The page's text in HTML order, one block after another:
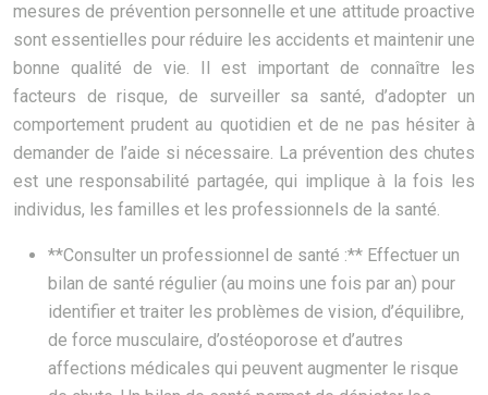
mesures de prévention personnelle et une attitude proactive
sont essentielles pour réduire les accidents et maintenir une
bonne qualité de vie. Il est important de connaître les
facteurs de risque, de surveiller sa santé, d’adopter un
comportement prudent au quotidien et de ne pas hésiter à
demander de l’aide si nécessaire. La prévention des chutes
est une responsabilité partagée, qui implique à la fois les
individus, les familles et les professionnels de la santé.
**Consulter un professionnel de santé :** Effectuer un
bilan de santé régulier (au moins une fois par an) pour
identifier et traiter les problèmes de vision, d’équilibre,
de force musculaire, d’ostéoporose et d’autres
affections médicales qui peuvent augmenter le risque